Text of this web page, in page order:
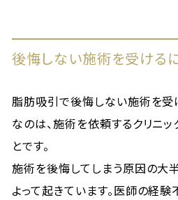
後悔しない施術を受ける
脂肪吸引で後悔しない施術を受
なのは、施術を依頼するクリニ
とです。
施術を後悔してしまう原因の大
よって起きています。医師の経